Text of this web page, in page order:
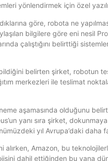
yönlendirmek için özel
göre, robota ne
bilgilere göre eni nesil
çalıştığını belirttiği
belirten şirket, robotun
merkezleri ile teslimat
aşamasında olduğunu
yanı sıra şirket,
yıl Avrupa’daki daha
alırken, Amazon, bu
dahil ettiğinden bu yana